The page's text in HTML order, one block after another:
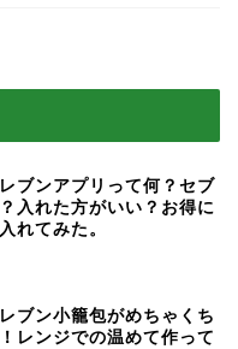
ブンアプリって何？セブ
入れた方がいい？お得に
れてみた。
ブン小籠包がめちゃくち
レンジでの温めて作って